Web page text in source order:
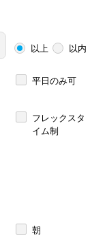
以上 以内
平日のみ可
フレックスタ
イム制
朝